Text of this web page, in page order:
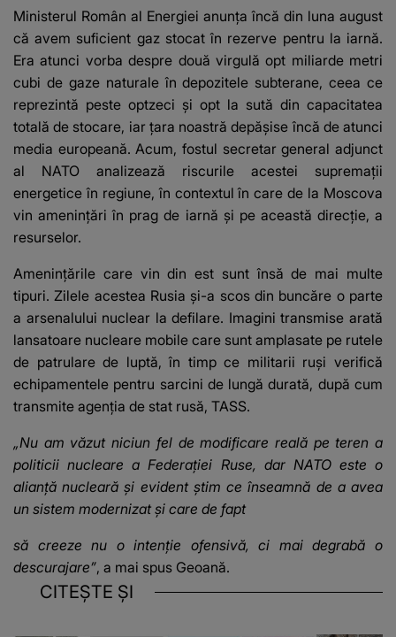
Ministerul Român al Energiei anunța încă din luna august
că avem suficient gaz stocat în rezerve pentru la iarnă.
Era atunci vorba despre două virgulă opt miliarde metri
cubi de gaze naturale în depozitele subterane, ceea ce
reprezintă peste optzeci și opt la sută din capacitatea
totală de stocare, iar țara noastră depășise încă de atunci
media europeană. Acum, fostul secretar general adjunct
al NATO analizează riscurile acestei supremații
energetice în regiune, în contextul în care de la Moscova
vin amenințări în prag de iarnă și pe această direcție, a
resurselor.
Amenințările care vin din est sunt însă de mai multe
tipuri. Zilele acestea Rusia și-a scos din buncăre o parte
a arsenalului nuclear la defilare. Imagini transmise arată
lansatoare nucleare mobile care sunt amplasate pe rutele
de patrulare de luptă, în timp ce militarii ruși verifică
echipamentele pentru sarcini de lungă durată, după cum
transmite agenția de stat rusă, TASS.
„Nu am văzut niciun fel de modificare reală pe teren a
politicii nucleare a Federației Ruse, dar NATO este o
alianță nucleară și evident știm ce înseamnă de a avea
un sistem modernizat și care de fapt
să creeze nu o intenție ofensivă, ci mai degrabă o
descurajare”, a mai spus Geoană.
CITEȘTE ȘI